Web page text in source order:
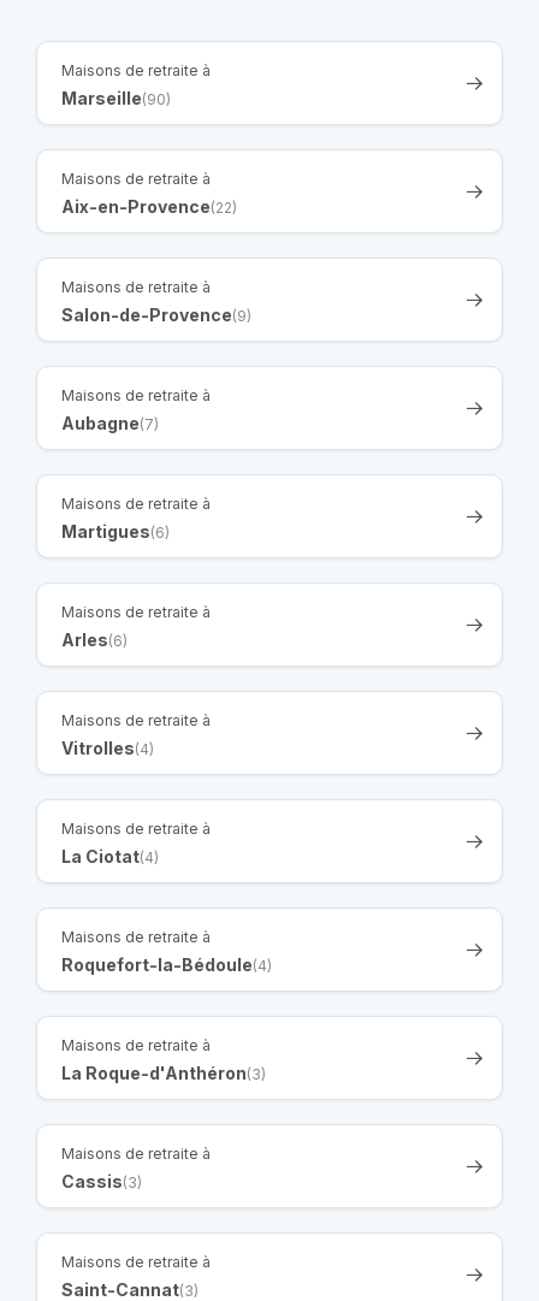
Maisons de retraite à
Marseille(90)
Maisons de retraite à
Aix-en-Provence(22)
Maisons de retraite à
Salon-de-Provence(9)
Maisons de retraite à
Aubagne(7)
Maisons de retraite à
Martigues(6)
Maisons de retraite à
Arles(6)
Maisons de retraite à
Vitrolles(4)
Maisons de retraite à
La Ciotat(4)
Maisons de retraite à
Roquefort-la-Bédoule(4)
Maisons de retraite à
La Roque-d'Anthéron(3)
Maisons de retraite à
Cassis(3)
Maisons de retraite à
Saint-Cannat(3)